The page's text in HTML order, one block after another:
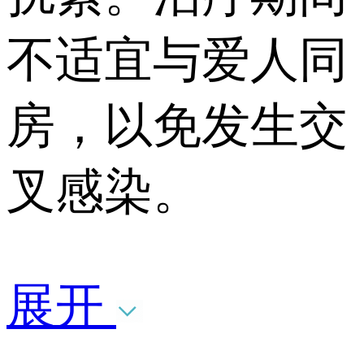
不适宜与爱人同
房，以免发生交
叉感染。
展开